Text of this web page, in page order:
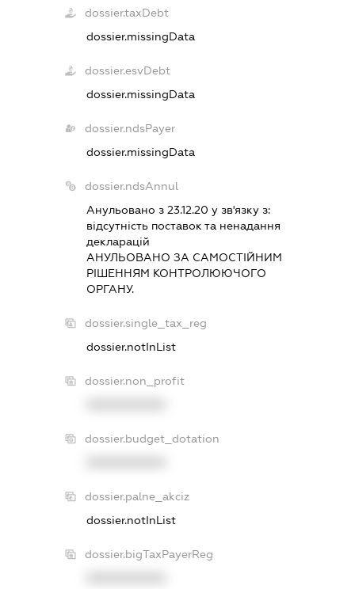
dossier.taxDebt
dossier.missingData
dossier.esvDebt
dossier.missingData
dossier.ndsPayer
dossier.missingData
dossier.ndsAnnul
Анульовано з 23.12.20 у зв'язку з:
вiдсутнiсть поставок та ненадання
декларацiй
АНУЛЬОВАНО ЗА САМОСТIЙНИМ
РIШЕННЯМ КОНТРОЛЮЮЧОГО
ОРГАНУ.
dossier.single_tax_reg
dossier.notInList
dossier.non_profit
dossier.budget_dotation
dossier.palne_akciz
dossier.notInList
dossier.bigTaxPayerReg